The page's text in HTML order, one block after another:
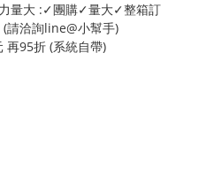
量大 :✓團購✓量大✓整箱訂
請洽詢line@小幫手)
再95折 (系統自帶)